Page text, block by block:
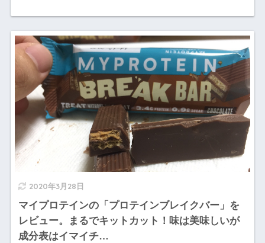
2020年3月28日
マイプロテインの「プロテインブレイクバー」を
レビュー。まるでキットカット！味は美味しいが
成分表はイマイチ…